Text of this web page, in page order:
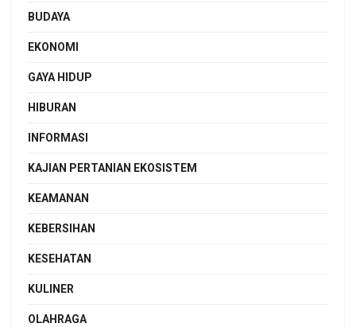
BUDAYA
EKONOMI
GAYA HIDUP
HIBURAN
INFORMASI
KAJIAN PERTANIAN EKOSISTEM
KEAMANAN
KEBERSIHAN
KESEHATAN
KULINER
OLAHRAGA